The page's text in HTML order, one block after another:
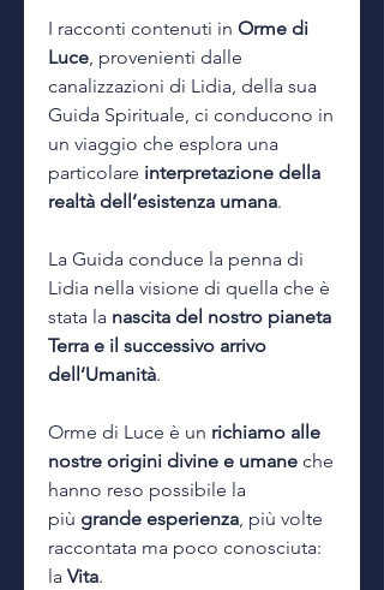
I racconti contenuti in Orme di
Luce, provenienti dalle
canalizzazioni di Lidia, della sua
Guida Spirituale, ci conducono in
un viaggio che esplora una
particolare interpretazione della
realtà dell’esistenza umana.
La Guida conduce la penna di
Lidia nella visione di quella che è
stata la nascita del nostro pianeta
Terra e il successivo arrivo
dell’Umanità.
Orme di Luce è un richiamo alle
nostre origini divine e umane che
hanno reso possibile la
più grande esperienza, più volte
raccontata ma poco conosciuta:
la Vita.